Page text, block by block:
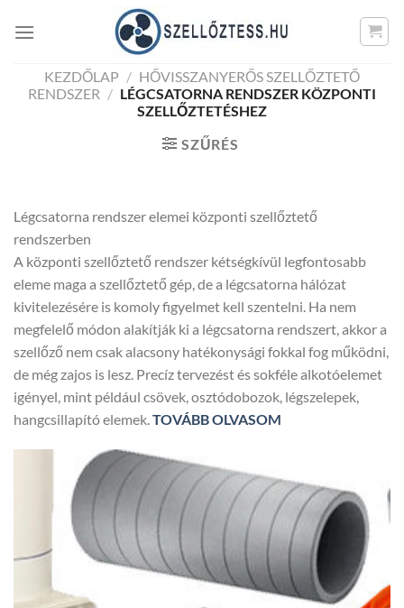
KEZDŐLAP / HŐVISSZANYERŐS SZELLŐZTETŐ
RENDSZER / LÉGCSATORNA RENDSZER KÖZPONTI
SZELLŐZTETÉSHEZ
SZŰRÉS
Légcsatorna rendszer elemei központi szellőztető
rendszerben
A központi szellőztető rendszer kétségkívül legfontosabb
eleme maga a szellőztető gép, de a légcsatorna hálózat
kivitelezésére is komoly figyelmet kell szentelni. Ha nem
megfelelő módon alakítják ki a légcsatorna rendszert, akkor a
szellőző nem csak alacsony hatékonysági fokkal fog működni,
de még zajos is lesz. Precíz tervezést és sokféle alkotóelemet
igényel, mint például csövek, osztódobozok, légszelepek,
hangcsillapító elemek.TOVÁBB OLVASOM